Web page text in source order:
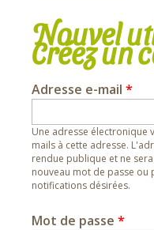
Nouvel
Créez un
Adresse e-mail *
Une adresse électronique
mails à cette adresse.
rendue publique et ne
nouveau mot de passe
notifications désirées.
Mot de passe *